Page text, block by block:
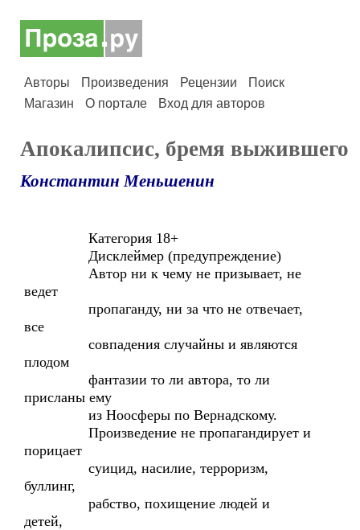
Авторы Произведения Рецензии
Поиск
Магазин
О портале Вход для авторов
Апокалипсис, бремя выжившего
Константин Меньшенин
Категория 18+
Дисклеймер (предупреждение)
Автор ни к чему не призывает, не
ведет
пропаганду, ни за что не отвечает,
все
совпадения случайны и являются
плодом
фантазии то ли автора, то ли
присланы ему
из Ноосферы по Вернадскому.
Произведение не пропагандирует и
порицает
суицид, насилие, терроризм,
буллинг,
рабство, похищение людей и
детей,